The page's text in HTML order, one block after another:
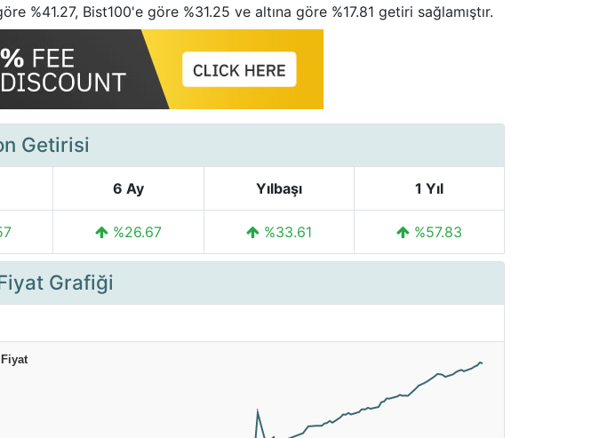
%41.27, Bist100'e göre %31.25 ve altına göre %17.81 getiri sağlamıştır.
Getirisi
6 Ay Yılbaşı 1 Yıl
%26.67 %33.61 %57.83
Grafiği